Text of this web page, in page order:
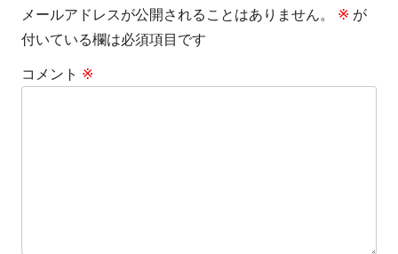
ー
シ
メールアドレスが公開されることはありません。 ※ が
付いている欄は必須項目です
コメント ※